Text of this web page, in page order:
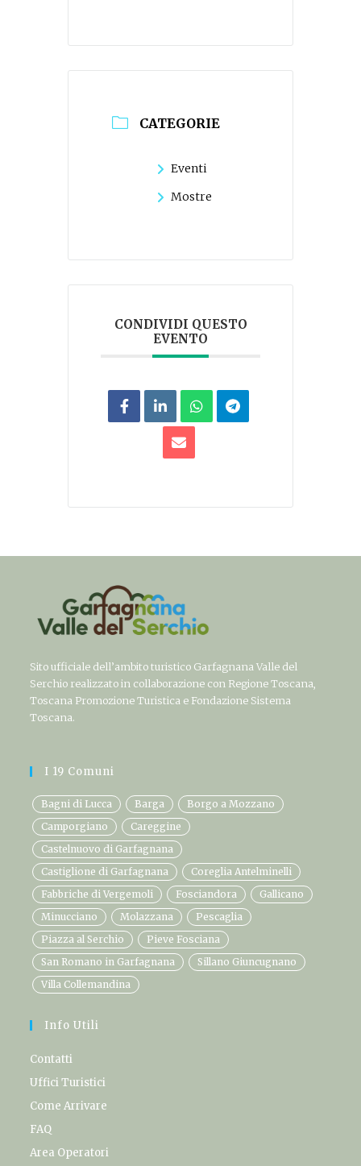
CATEGORIE
Eventi
Mostre
CONDIVIDI QUESTO
EVENTO
Sito ufficiale dell’ambito turistico Garfagnana Valle del
Serchio realizzato in collaborazione con Regione Toscana,
Toscana Promozione Turistica e Fondazione Sistema
Toscana.
I 19 Comuni
Bagni di Lucca Barga
Borgo a Mozzano
Camporgiano
Careggine
Castelnuovo di Garfagnana
Castiglione di Garfagnana
Coreglia Antelminelli
Fabbriche di Vergemoli
Fosciandora
Gallicano
Minucciano
Molazzana
Pescaglia
Piazza al Serchio
Pieve Fosciana
San Romano in Garfagnana
Sillano Giuncugnano
Villa Collemandina
Info Utili
Contatti
Uffici Turistici
Come Arrivare
FAQ
Area Operatori